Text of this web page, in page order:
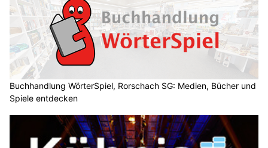
Buchhandlung WörterSpiel, Rorschach SG: Medien, Bücher und
Spiele entdecken